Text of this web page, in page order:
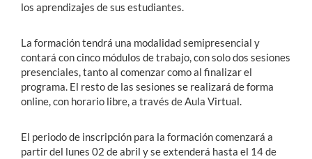
los aprendizajes de sus estudiantes.
La formación tendrá una modalidad semipresencial y
contará con cinco módulos de trabajo, con solo dos sesiones
presenciales, tanto al comenzar como al finalizar el
programa. El resto de las sesiones se realizará de forma
online, con horario libre, a través de Aula Virtual.
El periodo de inscripción para la formación comenzará a
partir del lunes 02 de abril y se extenderá hasta el 14 de